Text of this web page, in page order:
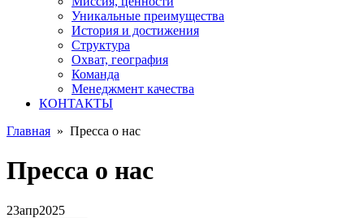
Уникальные преимущества
История и достижения
Структура
Охват, география
Команда
Менеджмент качества
КОНТАКТЫ
Главная » Пресса о нас
Пресса о нас
23апр2025